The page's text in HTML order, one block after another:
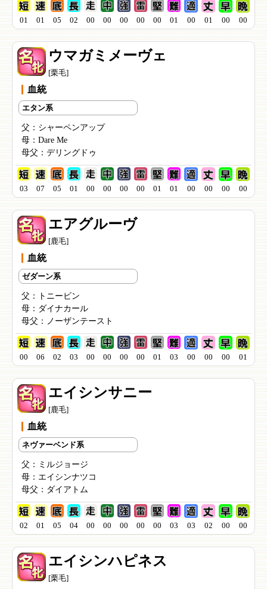
01 01 05 02 00 00 00 00 00 01 00 01 00 00
ウマガミメーヴェ
[栗毛]
血統
エタン系
父： シャーペンアップ
母： Dare Me
母父： デリングドゥ
03 07 05 01 00 00 00 00 01 01 00 00 00 00
エアグルーヴ
[鹿毛]
血統
ゼダーン系
父：
トニービン
母： ダイナカール
母父： ノーザンテースト
00 06 02 03 00 00 00 00 01 03 00 00 00 01
エイシンサニー
[鹿毛]
血統
ネヴァーベンド系
父： ミルジョージ
母： エイシンナツコ
母父： ダイアトム
02 01 05 04 00 00 00 00 00 03 03 02 00 00
エイシンハピネス
[栗毛]